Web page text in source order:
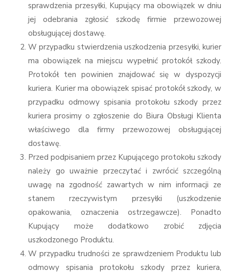
sprawdzenia przesyłki, Kupujący ma obowiązek w dniu
jej odebrania zgłosić szkodę firmie przewozowej
obsługującej dostawę.
W przypadku stwierdzenia uszkodzenia przesyłki, kurier
ma obowiązek na miejscu wypełnić protokół szkody.
Protokół ten powinien znajdować się w dyspozycji
kuriera. Kurier ma obowiązek spisać protokół szkody, w
przypadku odmowy spisania protokołu szkody przez
kuriera prosimy o zgłoszenie do Biura Obsługi Klienta
właściwego dla firmy przewozowej obsługującej
dostawę.
Przed podpisaniem przez Kupującego protokołu szkody
należy go uważnie przeczytać i zwrócić szczególną
uwagę na zgodność zawartych w nim informacji ze
stanem rzeczywistym przesyłki (uszkodzenie
opakowania, oznaczenia ostrzegawcze). Ponadto
Kupujący może dodatkowo zrobić zdjęcia
uszkodzonego Produktu.
W przypadku trudności ze sprawdzeniem Produktu lub
odmowy spisania protokołu szkody przez kuriera,